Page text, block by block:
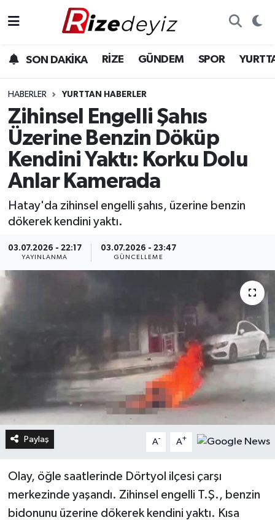
SON DAKİKA RİZE GÜNDEM SPOR
HABERLER YURTTAN HABERLER
Zihinsel Engelli Şahıs
Üzerine Benzin Döküp
Kendini Yaktı: Korku Dolu
Anlar Kamerada
Hatay'da zihinsel engelli şahıs, üzerine benzin
dökerek kendini yaktı.
03.07.2026 - 22:17
YAYINLANMA
03.07.2026 - 23:47
GÜNCELLEME
Paylaş A- A+
Olay, öğle saatlerinde Dörtyol ilçesi çarşı
merkezinde yaşandı. Zihinsel engelli T.Ş., benzin
bidonunu üzerine dökerek kendini yaktı. Kısa
Gündem
Yurttan Haberler
Ekonomi
Teknoloji
Sağlık
Rize Hava Durumu
Rize Trafik Yoğunluk Haritası
Süper Lig Puan Durumu ve Fikstür
Tüm Manşetler
Son Dakika Haberleri